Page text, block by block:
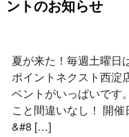
ントのお知らせ
夏が来た！毎週土曜日
ポイントネクスト西淀
ベントがいっぱいです
こと間違いなし！ 開
&#8 […]